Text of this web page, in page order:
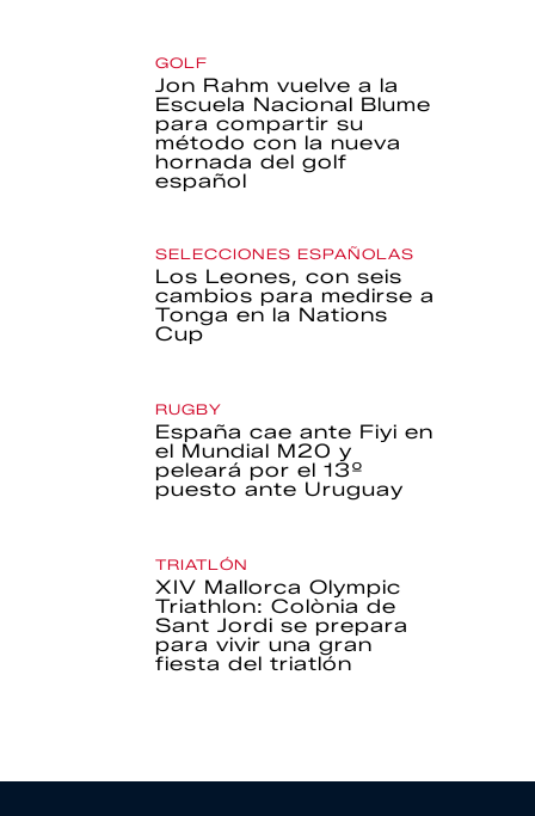
GOLF
Jon Rahm vuelve a la
Escuela Nacional Blume
para compartir su
método con la nueva
hornada del golf
español
SELECCIONES ESPAÑOLAS
Los Leones, con seis
cambios para medirse a
Tonga en la Nations
Cup
RUGBY
España cae ante Fiyi en
el Mundial M20 y
peleará por el 13º
puesto ante Uruguay
TRIATLÓN
XIV Mallorca Olympic
Triathlon: Colònia de
Sant Jordi se prepara
para vivir una gran
fiesta del triatlón